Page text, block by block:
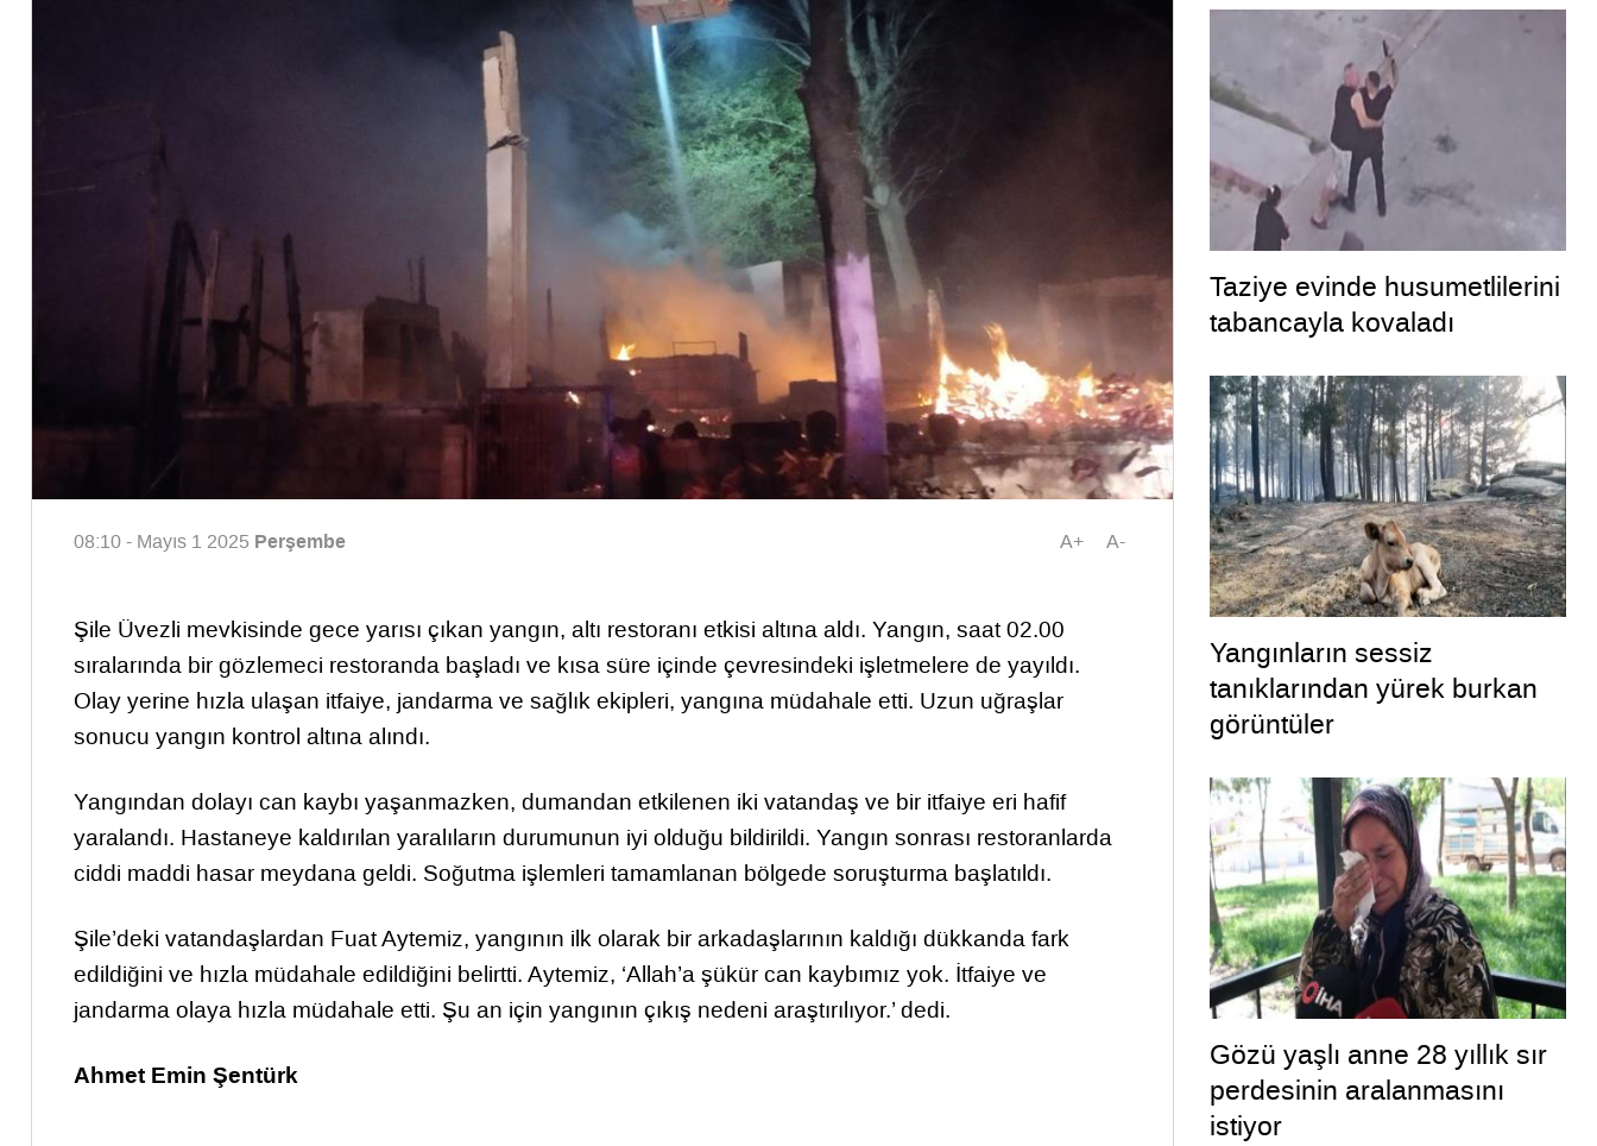
08:10 - Mayıs 1 2025 Perşembe A+ A-
Şile Üvezli mevkisinde gece yarısı çıkan yangın, altı restoranı etkisi altına aldı. Yangın, saat 02.00
sıralarında bir gözlemeci restoranda başladı ve kısa süre içinde çevresindeki işletmelere de yayıldı.
Olay yerine hızla ulaşan itfaiye, jandarma ve sağlık ekipleri, yangına müdahale etti. Uzun uğraşlar
sonucu yangın kontrol altına alındı.
Yangından dolayı can kaybı yaşanmazken, dumandan etkilenen iki vatandaş ve bir itfaiye eri hafif
yaralandı. Hastaneye kaldırılan yaralıların durumunun iyi olduğu bildirildi. Yangın sonrası restoranlarda
ciddi maddi hasar meydana geldi. Soğutma işlemleri tamamlanan bölgede soruşturma başlatıldı.
Şile’deki vatandaşlardan Fuat Aytemiz, yangının ilk olarak bir arkadaşlarının kaldığı dükkanda fark
edildiğini ve hızla müdahale edildiğini belirtti. Aytemiz, ‘Allah’a şükür can kaybımız yok. İtfaiye ve
jandarma olaya hızla müdahale etti. Şu an için yangının çıkış nedeni araştırılıyor.’ dedi.
Ahmet Emin Şentürk
Taziye evinde husumetlilerini
tabancayla kovaladı
Yangınların sessiz
tanıklarından yürek burkan
görüntüler
Gözü yaşlı anne 28 yıllık sır
perdesinin aralanmasını
istiyor